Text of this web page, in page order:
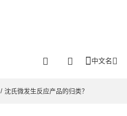
中文名
/ 沈氏微发生反应产品的归类？